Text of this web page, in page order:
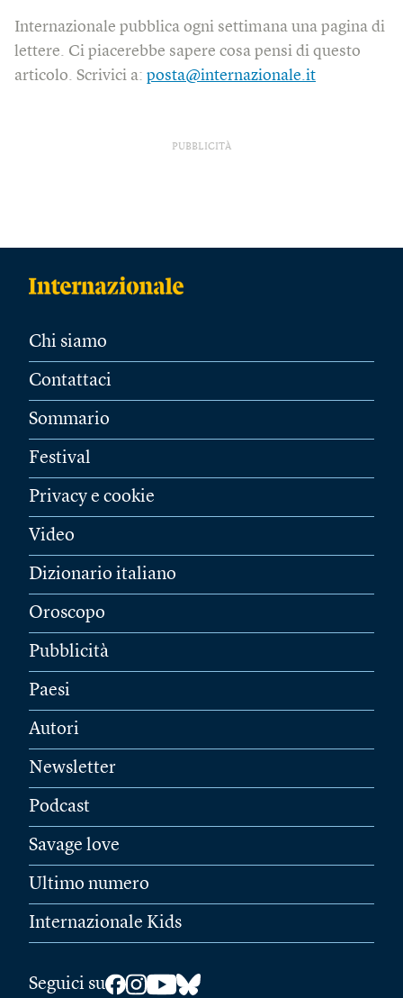
Internazionale pubblica ogni settimana una pagina di
lettere. Ci piacerebbe sapere cosa pensi di questo
articolo. Scrivici a: posta@internazionale.it
PUBBLICITÀ
Chi siamo
Contattaci
Sommario
Festival
Privacy e cookie
Video
Dizionario italiano
Oroscopo
Pubblicità
Paesi
Autori
Newsletter
Podcast
Savage love
Ultimo numero
Internazionale Kids
Seguici su